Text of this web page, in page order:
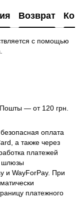
Возврат
с помощью
— от 120 грн.
оплата
а также через
платежей
шлюзы
и WayForPay. При
платежного